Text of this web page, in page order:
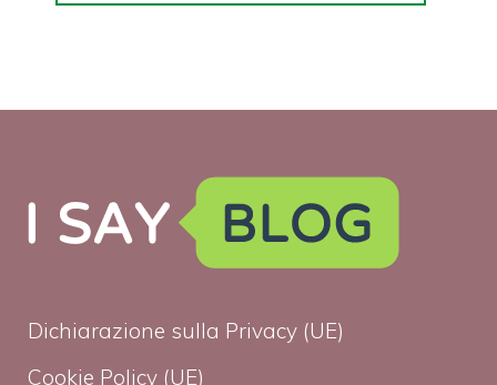
Dichiarazione sulla Privacy (UE)
Cookie Policy (UE)